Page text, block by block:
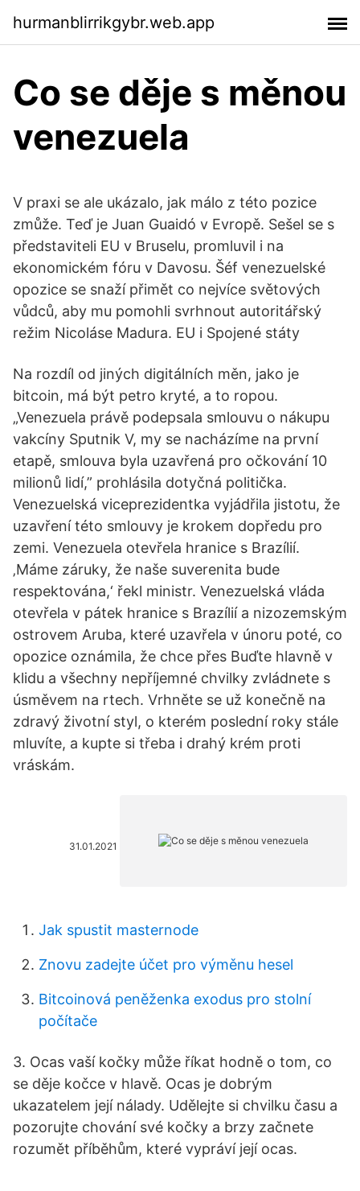
hurmanblirrikgybr.web.app
Co se děje s měnou
venezuela
V praxi se ale ukázalo, jak málo z této pozice
zmůže. Teď je Juan Guaidó v Evropě. Sešel se s
představiteli EU v Bruselu, promluvil i na
ekonomickém fóru v Davosu. Šéf venezuelské
opozice se snaží přimět co nejvíce světových
vůdců, aby mu pomohli svrhnout autoritářský
režim Nicoláse Madura. EU i Spojené státy
Na rozdíl od jiných digitálních měn, jako je
bitcoin, má být petro kryté, a to ropou.
„Venezuela právě podepsala smlouvu o nákupu
vakcíny Sputnik V, my se nacházíme na první
etapě, smlouva byla uzavřená pro očkování 10
milionů lidí,” prohlásila dotyčná politička.
Venezuelská viceprezidentka vyjádřila jistotu, že
uzavření této smlouvy je krokem dopředu pro
zemi. Venezuela otevřela hranice s Brazílií.
‚Máme záruky, že naše suverenita bude
respektována,‘ řekl ministr. Venezuelská vláda
otevřela v pátek hranice s Brazílií a nizozemským
ostrovem Aruba, které uzavřela v únoru poté, co
opozice oznámila, že chce přes Buďte hlavně v
klidu a všechny nepříjemné chvilky zvládnete s
úsměvem na rtech. Vrhněte se už konečně na
zdravý životní styl, o kterém poslední roky stále
mluvíte, a kupte si třeba i drahý krém proti
vráskám.
31.01.2021
Jak spustit masternode
Znovu zadejte účet pro výměnu hesel
Bitcoinová peněženka exodus pro stolní
počítače
3. Ocas vaší kočky může říkat hodně o tom, co
se děje kočce v hlavě. Ocas je dobrým
ukazatelem její nálady. Udělejte si chvilku času a
pozorujte chování své kočky a brzy začnete
rozumět příběhům, které vypráví její ocas.